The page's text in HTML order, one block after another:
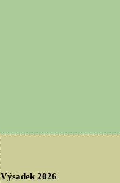
Výsadek 2026